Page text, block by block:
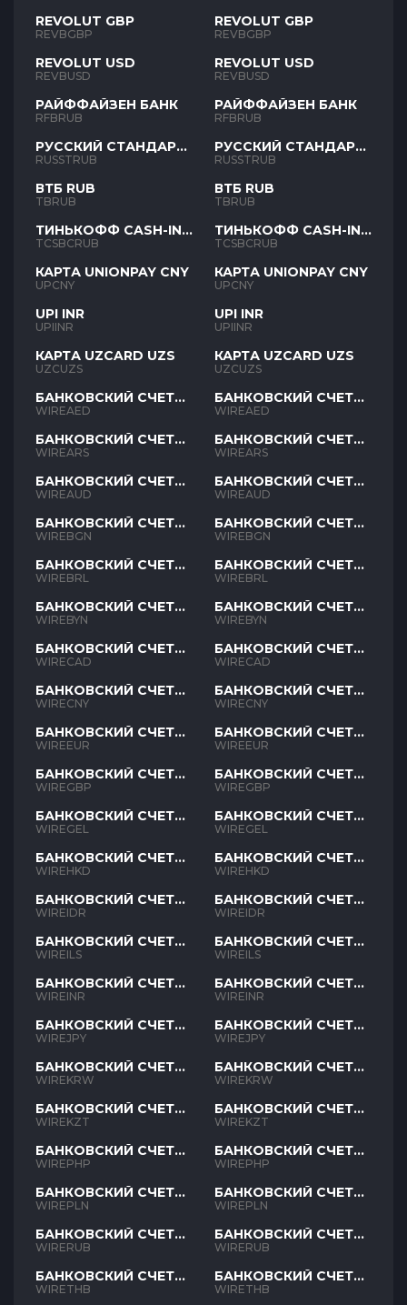
REVOLUT GBP
REVBGBP
REVOLUT USD
REVBUSD
РАЙФФАЙЗЕН БАНК
RFBRUB
РУССКИЙ СТАНДАРТ
RUB
RUSSTRUB
ВТБ RUB
TBRUB
ТИНЬКОФФ CASH-IN
RUB
TCSBCRUB
КАРТА UNIONPAY CNY
UPCNY
UPI INR
UPIINR
КАРТА UZCARD UZS
UZCUZS
БАНКОВСКИЙ СЧЕТ
AED
WIREAED
БАНКОВСКИЙ СЧЕТ
ARS
WIREARS
БАНКОВСКИЙ СЧЕТ
AUD
WIREAUD
БАНКОВСКИЙ СЧЕТ
BGN
WIREBGN
БАНКОВСКИЙ СЧЕТ
BRL
WIREBRL
БАНКОВСКИЙ СЧЕТ
BYN
WIREBYN
БАНКОВСКИЙ СЧЕТ
CAD
WIRECAD
БАНКОВСКИЙ СЧЕТ
CNY
WIRECNY
БАНКОВСКИЙ СЧЕТ
EUR
WIREEUR
БАНКОВСКИЙ СЧЕТ
GBP
WIREGBP
БАНКОВСКИЙ СЧЕТ
GEL
WIREGEL
БАНКОВСКИЙ СЧЕТ
HKD
WIREHKD
БАНКОВСКИЙ СЧЕТ
IDR
WIREIDR
БАНКОВСКИЙ СЧЕТ
ILS
WIREILS
БАНКОВСКИЙ СЧЕТ
INR
WIREINR
БАНКОВСКИЙ СЧЕТ
JPY
WIREJPY
БАНКОВСКИЙ СЧЕТ
KRW
WIREKRW
БАНКОВСКИЙ СЧЕТ
KZT
WIREKZT
БАНКОВСКИЙ СЧЕТ
PHP
WIREPHP
БАНКОВСКИЙ СЧЕТ
PLN
WIREPLN
БАНКОВСКИЙ СЧЕТ
RUB
WIRERUB
БАНКОВСКИЙ СЧЕТ
THB
WIRETHB
REVOLUT GBP
REVBGBP
REVOLUT USD
REVBUSD
РАЙФФАЙЗЕН БАНК
RFBRUB
РУССКИЙ СТАНДАРТ
RUB
RUSSTRUB
ВТБ RUB
TBRUB
ТИНЬКОФФ CASH-IN
RUB
TCSBCRUB
КАРТА UNIONPAY CNY
UPCNY
UPI INR
UPIINR
КАРТА UZCARD UZS
UZCUZS
БАНКОВСКИЙ СЧЕТ
AED
WIREAED
БАНКОВСКИЙ СЧЕТ
ARS
WIREARS
БАНКОВСКИЙ СЧЕТ
AUD
WIREAUD
БАНКОВСКИЙ СЧЕТ
BGN
WIREBGN
БАНКОВСКИЙ СЧЕТ
BRL
WIREBRL
БАНКОВСКИЙ СЧЕТ
BYN
WIREBYN
БАНКОВСКИЙ СЧЕТ
CAD
WIRECAD
БАНКОВСКИЙ СЧЕТ
CNY
WIRECNY
БАНКОВСКИЙ СЧЕТ
EUR
WIREEUR
БАНКОВСКИЙ СЧЕТ
GBP
WIREGBP
БАНКОВСКИЙ СЧЕТ
GEL
WIREGEL
БАНКОВСКИЙ СЧЕТ
HKD
WIREHKD
БАНКОВСКИЙ СЧЕТ
IDR
WIREIDR
БАНКОВСКИЙ СЧЕТ
ILS
WIREILS
БАНКОВСКИЙ СЧЕТ
INR
WIREINR
БАНКОВСКИЙ СЧЕТ
JPY
WIREJPY
БАНКОВСКИЙ СЧЕТ
KRW
WIREKRW
БАНКОВСКИЙ СЧЕТ
KZT
WIREKZT
БАНКОВСКИЙ СЧЕТ
PHP
WIREPHP
БАНКОВСКИЙ СЧЕТ
PLN
WIREPLN
БАНКОВСКИЙ СЧЕТ
RUB
WIRERUB
БАНКОВСКИЙ СЧЕТ
THB
WIRETHB